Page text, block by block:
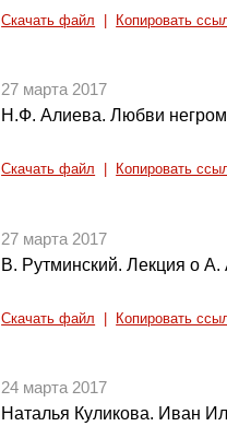
Скачать файл Копировать
27 марта 2017
Н.Ф. Алиева. Любви
Скачать файл Копировать
27 марта 2017
В. Рутминский. Лекция о А.
Скачать файл Копировать
24 марта 2017
Наталья Куликова. Иван